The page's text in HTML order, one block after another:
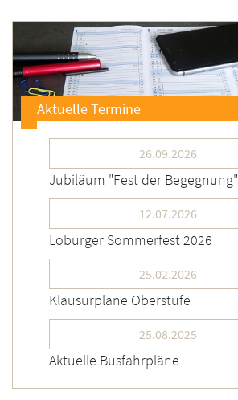
Aktuelle Termine
26.09.2026
Jubiläum "Fest der Begegnung"
12.07.2026
Loburger Sommerfest 2026
25.02.2026
Klausurpläne Oberstufe
25.08.2025
Aktuelle Busfahrpläne